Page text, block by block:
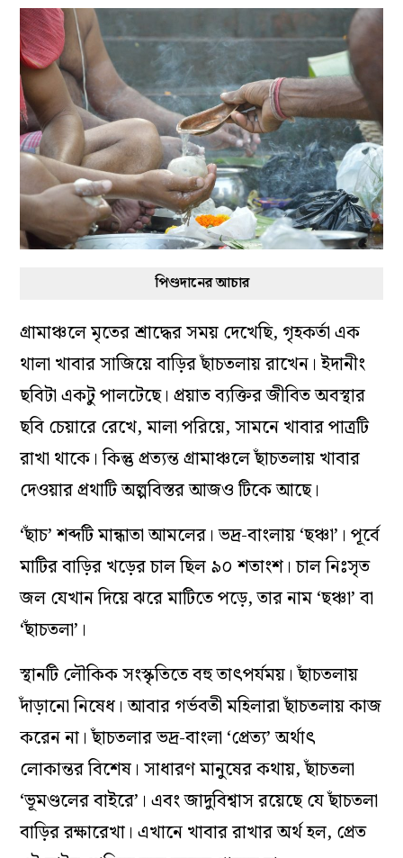
পিণ্ডদানের আচার
গ্রামাঞ্চলে মৃতের শ্রাদ্ধের সময় দেখেছি, গৃহকর্তা এক
থালা খাবার সাজিয়ে বাড়ির ছাঁচতলায় রাখেন। ইদানীং
ছবিটা একটু পালটেছে। প্রয়াত ব্যক্তির জীবিত অবস্থার
ছবি চেয়ারে রেখে, মালা পরিয়ে, সামনে খাবার পাত্রটি
রাখা থাকে। কিন্তু প্রত্যন্ত গ্রামাঞ্চলে ছাঁচতলায় খাবার
দেওয়ার প্রথাটি অল্পবিস্তর আজও টিকে আছে।
‘ছাঁচ’ শব্দটি মান্ধাতা আমলের। ভদ্র-বাংলায় ‘ছঞ্চা’। পূর্বে
মাটির বাড়ির খড়ের চাল ছিল ৯০ শতাংশ। চাল নিঃসৃত
জল যেখান দিয়ে ঝরে মাটিতে পড়ে, তার নাম ‘ছঞ্চা’ বা
‘ছাঁচতলা’।
স্থানটি লৌকিক সংস্কৃতিতে বহু তাৎপর্যময়। ছাঁচতলায়
দাঁড়ানো নিষেধ। আবার গর্ভবতী মহিলারা ছাঁচতলায় কাজ
করেন না। ছাঁচতলার ভদ্র-বাংলা ‘প্রেত্য’ অর্থাৎ
লোকান্তর বিশেষ। সাধারণ মানুষের কথায়, ছাঁচতলা
‘ভূমণ্ডলের বাইরে’। এবং জাদুবিশ্বাস রয়েছে যে ছাঁচতলা
বাড়ির রক্ষারেখা। এখানে খাবার রাখার অর্থ হল, প্রেত